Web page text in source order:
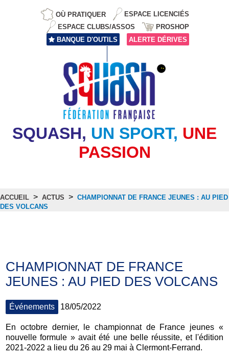
OÙ PRATIQUER
ESPACE LICENCIÉS
ESPACE CLUBS/ASSOS
PROSHOP
BANQUE D'OUTILS
ALERTE DÉRIVES
SQUASH, UN SPORT, UNE
PASSION
ACCUEIL > ACTUS > CHAMPIONNAT DE FRANCE JEUNES : AU PIED
DES VOLCANS
CHAMPIONNAT DE FRANCE
JEUNES : AU PIED DES VOLCANS
Événements 18/05/2022
En octobre dernier, le championnat de France jeunes «
nouvelle formule » avait été une belle réussite, et l'édition
2021-2022 a lieu du 26 au 29 mai à Clermont-Ferrand.